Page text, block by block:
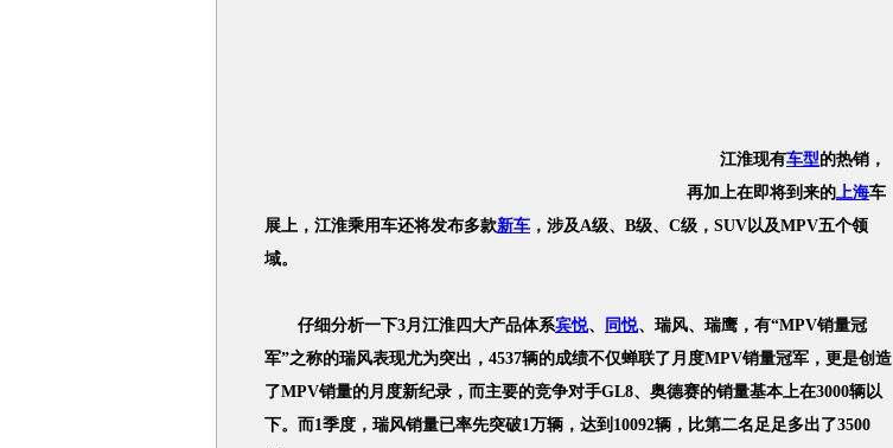
江淮现有车型的热销，
再加上在即将到来的上海车
展上，江淮乘用车还将发布多款新车 ，涉及A级、B级、C级，SUV以及MPV五个领
域。
仔细分析一下3月江淮四大产品体系宾悦、 同悦、瑞风、瑞鹰，有“MPV销量冠
军”之称的瑞风表现尤为突出，4537辆的成绩不仅蝉联了月度MPV销量冠军，更是创造
了MPV销量的月度新纪录，而主要的竞争对手GL8、奥德赛的销量基本上在3000辆以
下。而1季度，瑞风销量已率先突破1万辆，达到10092辆，比第二名足足多出了3500